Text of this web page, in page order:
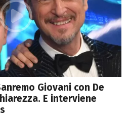
Giovani con De
E interviene